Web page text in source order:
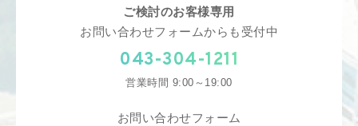
ご検討のお客様専用
お問い合わせフォームからも受付中
043-304-1211
営業時間 9:00～19:00
お問い合わせフォーム